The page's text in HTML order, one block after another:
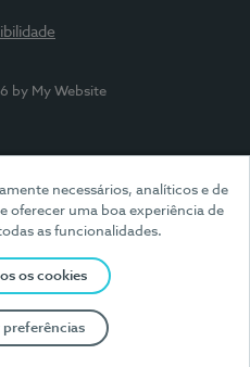
necessários, analíticos e de
oferecer uma boa experiência de
as funcionalidades.
os cookies
by My Website